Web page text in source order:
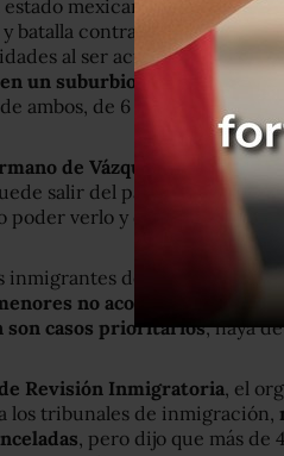
mexicano de Guanajuato,
y batalla contra la deportación
al ser acusado por
un suburbio de Denver
con
ambos, de 6 años,
y
de Vázquez en México
salir del país. “Es triste”,
poder verlo y despedirme”.
inmigrantes detenidos eran
no acompañados y las
casos prioritarios, haya
Revisión Inmigratoria, el
los tribunales de inmigración,
, pero dijo que más de